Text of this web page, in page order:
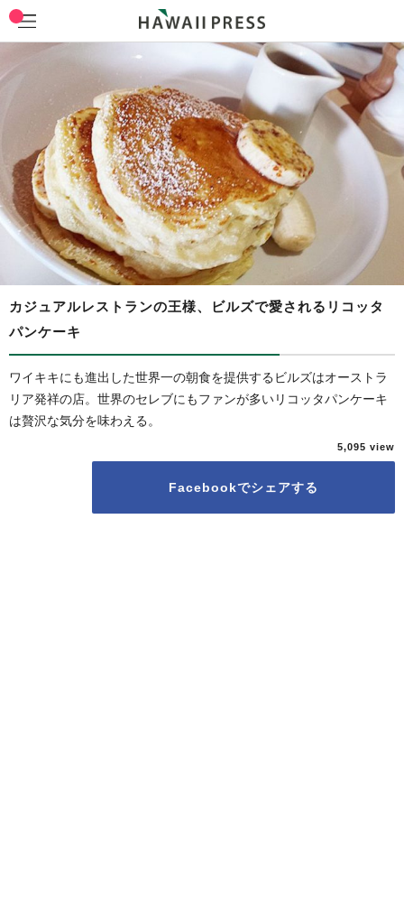
カジュアルレストランの王様、ビルズで愛されるリコッタ
パンケーキ
ワイキキにも進出した世界一の朝食を提供するビルズはオーストラ
リア発祥の店。世界のセレブにもファンが多いリコッタパンケーキ
は贅沢な気分を味わえる。
5,095
Facebookでシェアする